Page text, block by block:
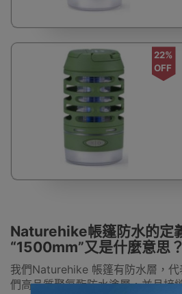
22%
OFF
Naturehike帳篷防水的定
“1500mm”又是什麼意思？
我們Naturehike 帳篷有防水層，
們高品質聚氨酯防水塗層，並且接